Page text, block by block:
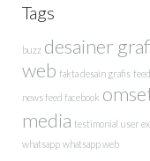
Tags
buzz desainer
web fakta desain grafis
news feed facebook
media testimonial user
whatsapp whatsapp web